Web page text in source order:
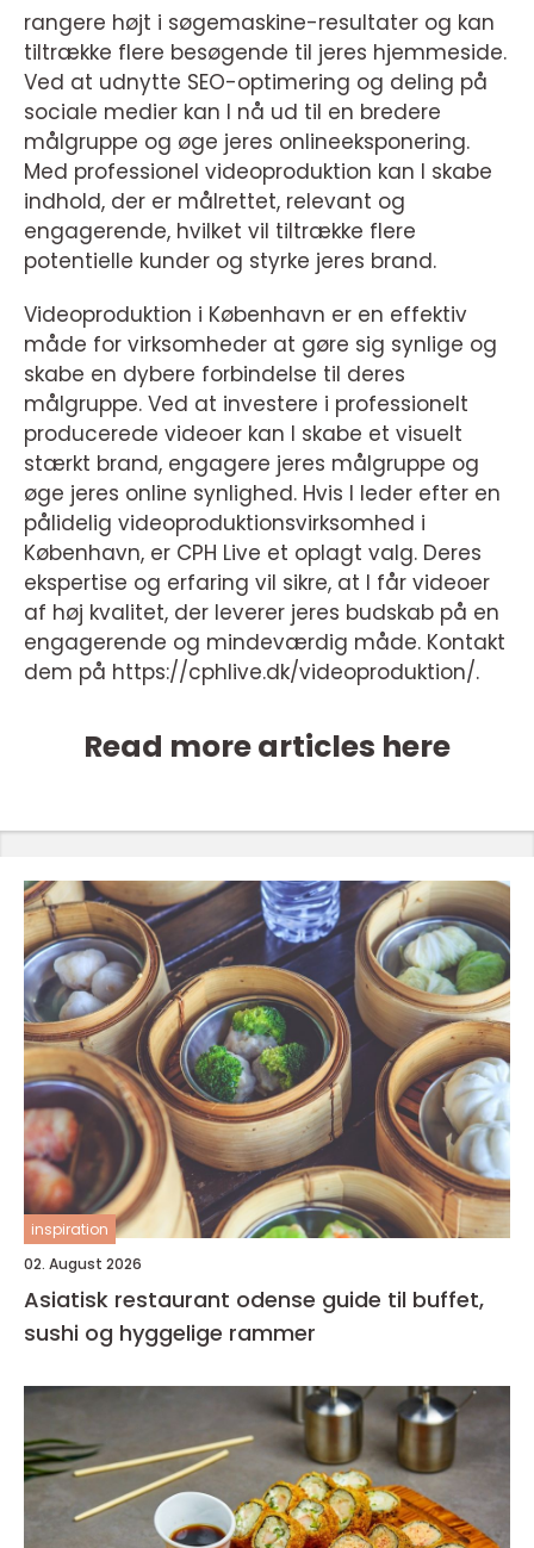
rangere højt i søgemaskine-resultater og kan
tiltrække flere besøgende til jeres hjemmeside.
Ved at udnytte SEO-optimering og deling på
sociale medier kan I nå ud til en bredere
målgruppe og øge jeres onlineeksponering.
Med professionel videoproduktion kan I skabe
indhold, der er målrettet, relevant og
engagerende, hvilket vil tiltrække flere
potentielle kunder og styrke jeres brand.
Videoproduktion i København er en effektiv
måde for virksomheder at gøre sig synlige og
skabe en dybere forbindelse til deres
målgruppe. Ved at investere i professionelt
producerede videoer kan I skabe et visuelt
stærkt brand, engagere jeres målgruppe og
øge jeres online synlighed. Hvis I leder efter en
pålidelig videoproduktionsvirksomhed i
København, er CPH Live et oplagt valg. Deres
ekspertise og erfaring vil sikre, at I får videoer
af høj kvalitet, der leverer jeres budskab på en
engagerende og mindeværdig måde. Kontakt
dem på https://cphlive.dk/videoproduktion/.
Read more articles here
inspiration
02. August 2026
Asiatisk restaurant odense guide til buffet,
sushi og hyggelige rammer